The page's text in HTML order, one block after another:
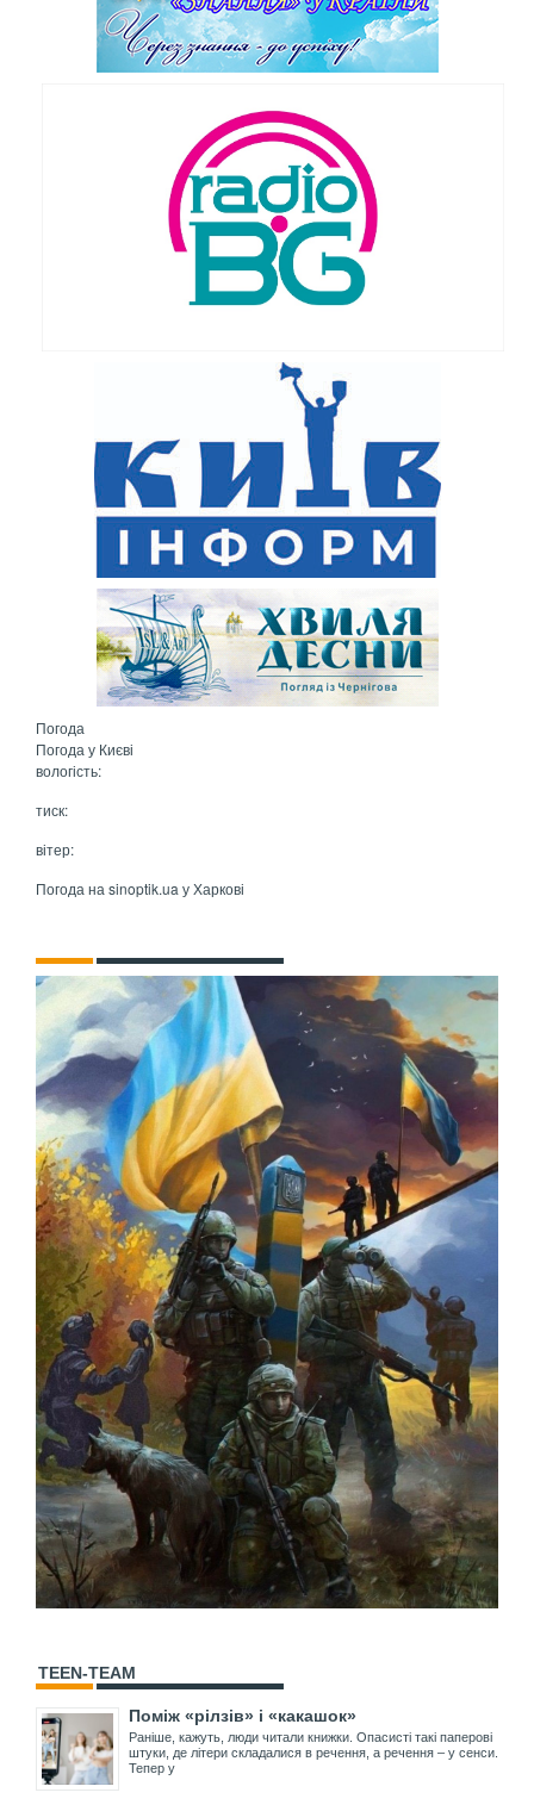
Погода
Погода у Києві
вологість:
тиск:
вітер:
Погода на sinoptik.ua у Харкові
TEEN-TEAM
Поміж «рілзів» і «какашок»
Раніше, кажуть, люди читали книжки. Опасисті такі паперові
штуки, де літери складалися в речення, а речення – у сенси.
Тепер у